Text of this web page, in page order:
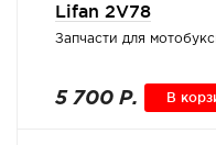
Lifan 2V78
Запчасти для
5 700 Р. В